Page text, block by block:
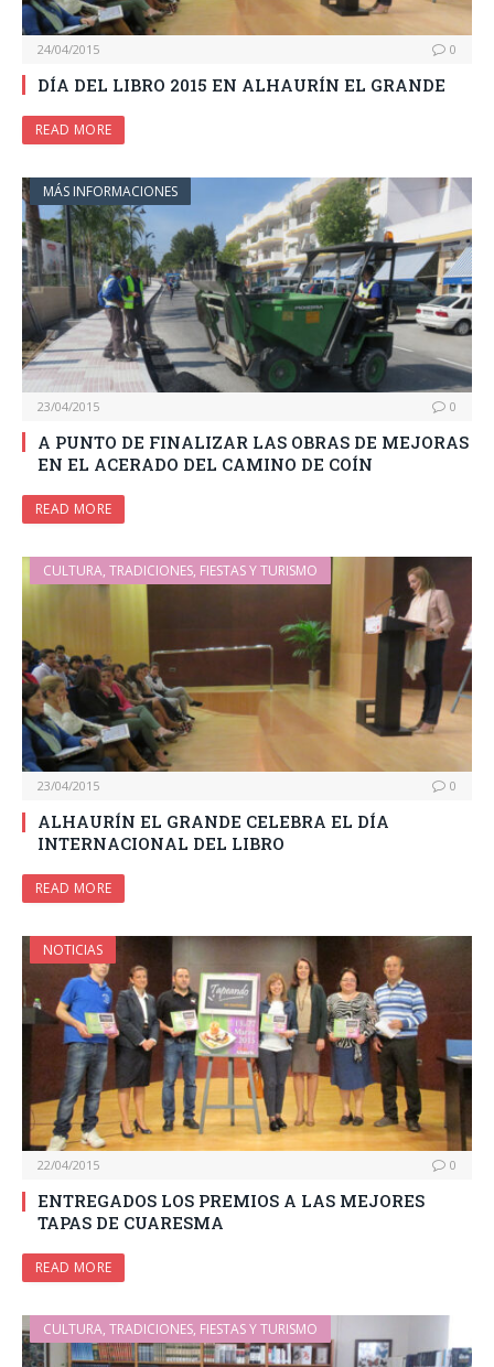
24/04/2015 0
DÍA DEL LIBRO 2015 EN ALHAURÍN EL GRANDE
READ MORE
MÁS INFORMACIONES
23/04/2015 0
A PUNTO DE FINALIZAR LAS OBRAS DE MEJORAS
EN EL ACERADO DEL CAMINO DE COÍN
READ MORE
CULTURA, TRADICIONES, FIESTAS Y TURISMO
23/04/2015 0
ALHAURÍN EL GRANDE CELEBRA EL DÍA
INTERNACIONAL DEL LIBRO
READ MORE
NOTICIAS
22/04/2015 0
ENTREGADOS LOS PREMIOS A LAS MEJORES
TAPAS DE CUARESMA
READ MORE
CULTURA, TRADICIONES, FIESTAS Y TURISMO